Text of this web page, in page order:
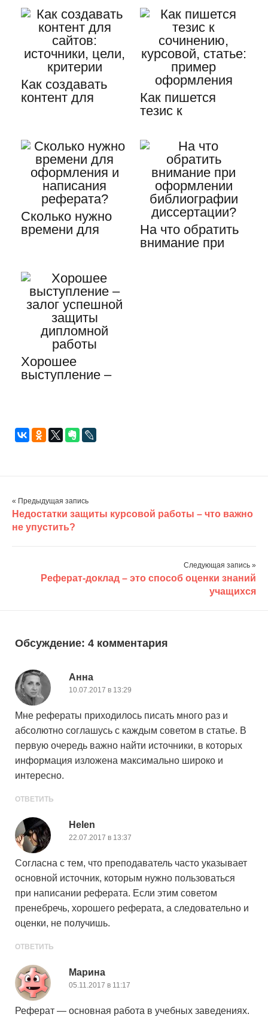
курсовой работе
Как создавать
контент для
критерии
Как пишется
тезис к
курсовой, статье:
…
Сколько нужно
времени для
реферата?
На что обратить
внимание при
Хорошее
выступление –
работы
« Предыдущая запись
Недостатки защиты курсовой работы – что важно
не упустить?
Следующая запись »
Реферат-доклад – это способ оценки знаний
учащихся
Обсуждение: 4 комментария
Анна
10.07.2017 в 13:29
Мне рефераты приходилось писать много раз и
абсолютно соглашусь с каждым советом в статье. В
первую очередь важно найти источники, в которых
информация изложена максимально широко и
интересно.
ОТВЕТИТЬ
Helen
22.07.2017 в 13:37
Согласна с тем, что преподаватель часто указывает
основной источник, которым нужно пользоваться
при написании реферата. Если этим советом
пренебречь, хорошего реферата, а следовательно и
оценки, не получишь.
ОТВЕТИТЬ
Марина
05.11.2017 в 11:17
Реферат — основная работа в учебных заведениях.